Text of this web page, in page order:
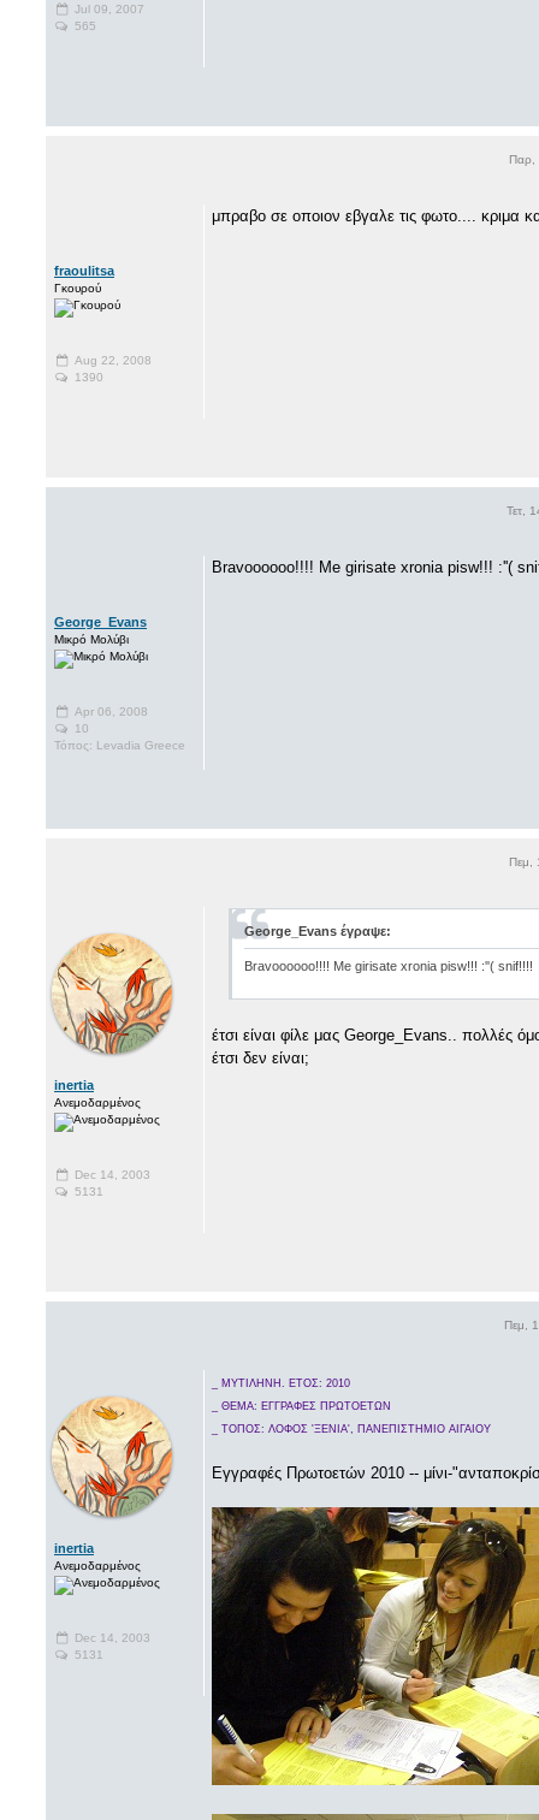
Jul 09, 2007
565
Παρ,
fraoulitsa
Γκουρού
Aug 22, 2008
1390
μπραβο σε οποιον εβγαλε τις φωτο.... κριμα
Τετ,
George_Evans
Μικρό Μολύβι
Apr 06, 2008
10
Τόπος: Levadia Greece
Bravoooooo!!!! Me girisate xronia pisw!!! :''(
Πεμ,
inertia
Ανεμοδαρμένος
Dec 14, 2003
5131
George_Evans έγραψε:
Bravoooooo!!!! Me girisate xronia pisw!!! :''( snif!!!!
έτσι είναι φίλε μας George_Evans.. πολλές
έτσι δεν είναι;
Πεμ,
inertia
Ανεμοδαρμένος
Dec 14, 2003
5131
_ ΜΥΤΙΛΗΝΗ. ΕΤΟΣ: 2010
_ ΘΕΜΑ: ΕΓΓΡΑΦΕΣ ΠΡΩΤΟΕΤΩΝ
_ ΤΟΠΟΣ: ΛΟΦΟΣ 'ΞΕΝΙΑ', ΠΑΝΕΠΙΣΤΗΜΙΟ ΑΙΓΑΙΟΥ
Εγγραφές Πρωτοετών 2010 -- μίνι-